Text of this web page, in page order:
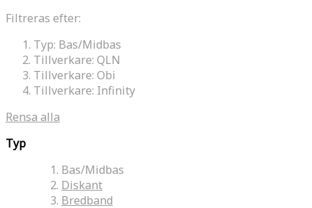
Filtreras efter:
Typ: Bas/Midbas
Tillverkare: QLN
Tillverkare: Obi
Tillverkare: Infinity
Rensa alla
Typ
Bas/Midbas
Diskant
Bredband